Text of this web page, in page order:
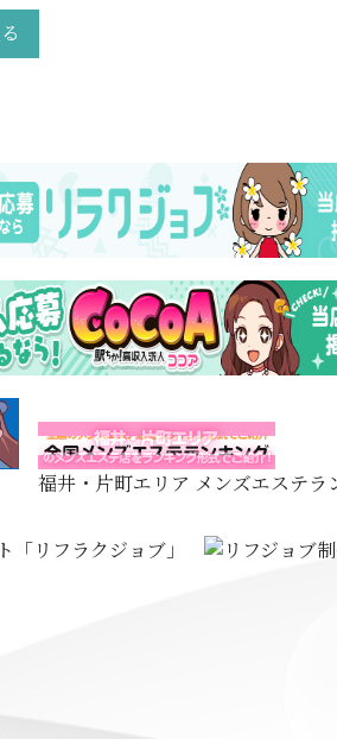
福井・片町エリア メンズエステラ